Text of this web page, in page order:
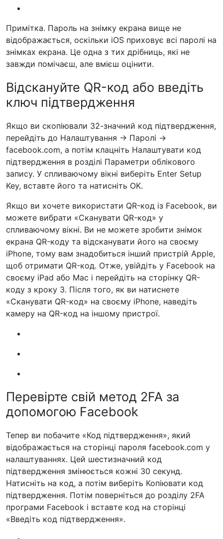
Примітка. Пароль на знімку екрана вище не
відображається, оскільки iOS приховує всі паролі на
знімках екрана. Це одна з тих дрібниць, які не
завжди помічаєш, але вмієш оцінити.
Відскануйте QR-код або введіть
ключ підтвердження
Якщо ви скопіювали 32-значний код підтвердження,
перейдіть до Налаштування -> Паролі ->
facebook.com, а потім клацніть Налаштувати код
підтвердження в розділі Параметри облікового
запису. У спливаючому вікні виберіть Enter Setup
Key, вставте його та натисніть OK.
Якщо ви хочете використати QR-код із Facebook, ви
можете вибрати «Сканувати QR-код» у
спливаючому вікні. Ви не можете зробити знімок
екрана QR-коду та відсканувати його на своєму
iPhone, тому вам знадобиться інший пристрій Apple,
щоб отримати QR-код. Отже, увійдіть у Facebook на
своєму iPad або Mac і перейдіть на сторінку QR-
коду з кроку 3. Після того, як ви натиснете
«Сканувати QR-код» на своєму iPhone, наведіть
камеру на QR-код на іншому пристрої.
Перевірте свій метод 2FA за
допомогою Facebook
Тепер ви побачите «Код підтвердження», який
відображається на сторінці пароля facebook.com у
налаштуваннях. Цей шестизначний код
підтвердження змінюється кожні 30 секунд.
Натисніть на код, а потім виберіть Копіювати код
підтвердження. Потім поверніться до розділу 2FA
програми Facebook і вставте код на сторінці
«Введіть код підтвердження».